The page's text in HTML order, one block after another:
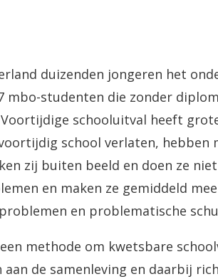
duizenden jongeren het
mbo-studenten die zonder
schooluitval heeft
school verlaten,
zij buiten beeld en doen ze
en maken ze gemiddeld
en problematische
methode om kwetsbare
de samenleving en daarbij